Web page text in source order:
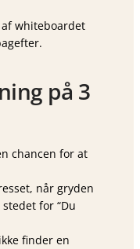
whiteboardet
på 3
chancen for at
når gryden
for “Du
finder en